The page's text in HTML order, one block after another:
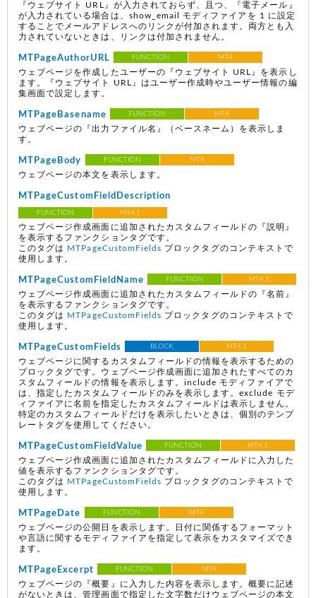
『ウェブサイト URL』が入力されておらず、且つ、『電子メール』
が入力されている場合は、show_email モディファイアを 1 に設定
することでメールアドレスへのリンクが付加されます。両方とも入
力されていないときは、リンクは付加されません。
MTPageAuthorURL FUNCTION MT4
ウェブページを作成したユーザーの『ウェブサイト URL』を表示し
ます。『ウェブサイト URL』はユーザー作成時やユーザー情報の編
集画面で設定します。
MTPageBasename FUNCTION MT4
ウェブページの『出力ファイル名』（ベースネーム）を表示しま
す。
MTPageBody FUNCTION MT4
ウェブページの本文を表示します。
MTPageCustomFieldDescription
FUNCTION MT4.1
ウェブページ作成画面に追加されたカスタムフィールドの『説明』
を表示するファンクションタグです。
このタグは
MTPageCustomFields ブロックタグのコンテキストで
使用します。
MTPageCustomFieldName FUNCTION MT4.1
ウェブページ作成画面に追加されたカスタムフィールドの『名前』
を表示するファンクションタグです。
このタグは
MTPageCustomFields ブロックタグのコンテキストで
使用します。
MTPageCustomFields BLOCK MT4.1
ウェブページに関するカスタムフィールドの情報を表示するための
ブロックタグです。ウェブページ作成画面に追加されたすべてのカ
スタムフィールドの情報を表示します。include モディファイアで
は、指定したカスタムフィールドのみを表示します。exclude モデ
ィファイアに名前を指定したカスタムフィールドは表示しません。
特定のカスタムフィールドだけを表示したいときは、個別のテンプ
レートタグを使用してください。
MTPageCustomFieldValue FUNCTION MT4.1
ウェブページ作成画面に追加されたカスタムフィールドに入力した
値を表示するファンクションタグです。
このタグは
MTPageCustomFields ブロックタグのコンテキストで
使用します。
MTPageDate FUNCTION MT4
ウェブページの公開日を表示します。日付に関係するフォーマット
や言語に関するモディファイアを指定して表示をカスタマイズでき
ます。
MTPageExcerpt FUNCTION MT4
ウェブページの『概要』に入力した内容を表示します。概要に記述
がないときは、管理画面で指定した文字数だけウェブページの本文